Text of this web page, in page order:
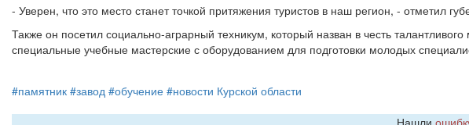
- Уверен, что это место станет точкой притяжения туристов в наш регион, - отметил
Также он посетил социально-аграрный техникум, который назван в честь
специальные учебные мастерские с оборудованием для подготовки молодых
#памятник #завод #обучение #новости Курской области
Нашли